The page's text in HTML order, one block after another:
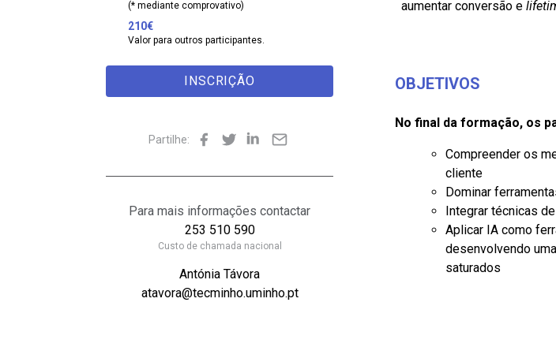
(* mediante comprovativo)
210€
Valor para outros participantes.
INSCRIÇÃO
Partilhe:
Para mais informações contactar
253 510 590
Custo de chamada nacional
Antónia Távora
atavora@tecminho.uminho.pt
aumentar conversão e
OBJETIVOS
No final da formação, os
Compreender os
cliente
Dominar
Integrar técnicas
Aplicar IA como
desenvolvendo
saturados